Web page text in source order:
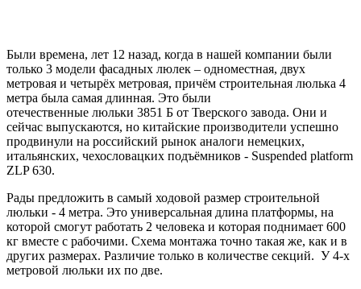
Были времена, лет 12 назад, когда в нашей компании были
только 3 модели фасадных люлек – одноместная, двух
метровая и четырёх метровая, причём строительная люлька 4
метра была самая длинная. Это были
отечественные люльки 3851 Б от Тверского завода. Они и
сейчас выпускаются, но китайские производители успешно
продвинули на российский рынок аналоги немецких,
итальянских, чехословацких подъёмников - Suspended platform
ZLP 630.
Рады предложить в самый ходовой размер строительной
люльки - 4 метра. Это универсальная длина платформы, на
которой смогут работать 2 человека и которая поднимает 600
кг вместе с рабочими. Схема монтажа точно такая же, как и в
других размерах. Различие только в количестве секций. У4-х
метровой люльки их по две.